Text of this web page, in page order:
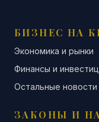
БИЗНЕС НА
Экономика и рынки
Финансы и
Остальные новости
ЗАКОНЫ И